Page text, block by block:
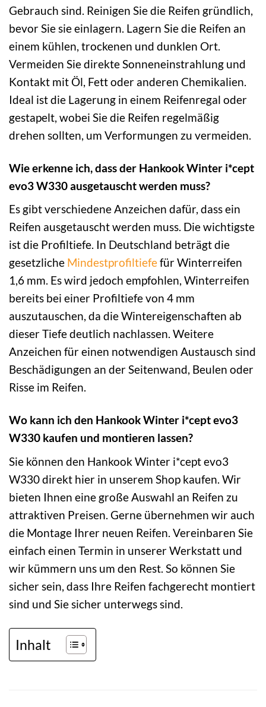
Gebrauch sind. Reinigen Sie die Reifen gründlich,
bevor Sie sie einlagern. Lagern Sie die Reifen an
einem kühlen, trockenen und dunklen Ort.
Vermeiden Sie direkte Sonneneinstrahlung und
Kontakt mit Öl, Fett oder anderen Chemikalien.
Ideal ist die Lagerung in einem Reifenregal oder
gestapelt, wobei Sie die Reifen regelmäßig
drehen sollten, um Verformungen zu vermeiden.
Wie erkenne ich, dass der Hankook Winter i*cept
evo3 W330 ausgetauscht werden muss?
Es gibt verschiedene Anzeichen dafür, dass ein
Reifen ausgetauscht werden muss. Die wichtigste
ist die Profiltiefe. In Deutschland beträgt die
gesetzliche Mindestprofiltiefefür Winterreifen
1,6 mm. Es wird jedoch empfohlen, Winterreifen
bereits bei einer Profiltiefe von 4 mm
auszutauschen, da die Wintereigenschaften ab
dieser Tiefe deutlich nachlassen. Weitere
Anzeichen für einen notwendigen Austausch sind
Beschädigungen an der Seitenwand, Beulen oder
Risse im Reifen.
Wo kann ich den Hankook Winter i*cept evo3
W330 kaufen und montieren lassen?
Sie können den Hankook Winter i*cept evo3
W330 direkt hier in unserem Shop kaufen. Wir
bieten Ihnen eine große Auswahl an Reifen zu
attraktiven Preisen. Gerne übernehmen wir auch
die Montage Ihrer neuen Reifen. Vereinbaren Sie
einfach einen Termin in unserer Werkstatt und
wir kümmern uns um den Rest. So können Sie
sicher sein, dass Ihre Reifen fachgerecht montiert
sind und Sie sicher unterwegs sind.
Inhalt